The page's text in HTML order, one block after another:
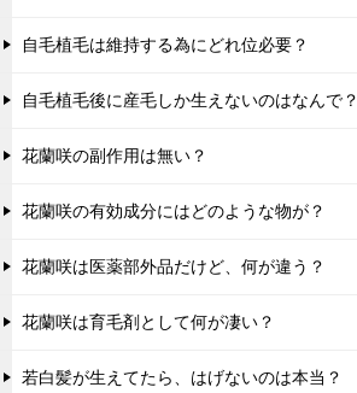
自毛植毛は維持する為にどれ位必要？
自毛植毛後に産毛しか生えないのはなんで？
花蘭咲の副作用は無い？
花蘭咲の有効成分にはどのような物が？
花蘭咲は医薬部外品だけど、何が違う？
花蘭咲は育毛剤として何が凄い？
若白髪が生えてたら、はげないのは本当？